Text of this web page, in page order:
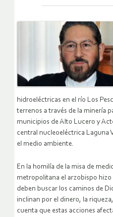
hidroeléctricas en el río Los
terrenos a través de la minería
municipios de Alto Lucero y
central nucleoeléctrica Laguna
el medio ambiente.
En la homilía de la misa de
metropolitana el arzobispo hizo
deben buscar los caminos de
inclinan por el dinero, la
cuenta que estas acciones